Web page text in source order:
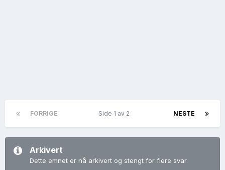
FORRIGE NESTE
Side 1 av 2
Arkivert
Dette emnet er nå arkivert og stengt for flere svar